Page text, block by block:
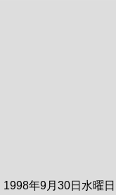
1998年9月30日水曜日